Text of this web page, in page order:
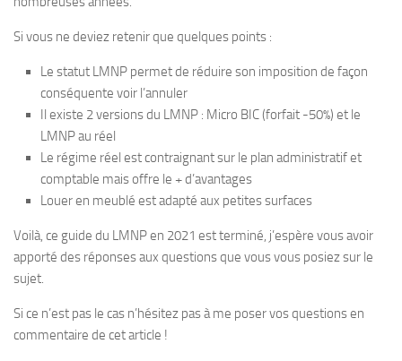
Si vous ne deviez retenir que quelques points :
Le statut LMNP permet de réduire son imposition de façon
conséquente voir l’annuler
Il existe 2 versions du LMNP : Micro BIC (forfait -50%) et le
LMNP au réel
Le régime réel est contraignant sur le plan administratif et
comptable mais offre le + d’avantages
Louer en meublé est adapté aux petites surfaces
Voilà, ce guide du LMNP en 2021 est terminé, j’espère vous avoir
apporté des réponses aux questions que vous vous posiez sur le
sujet.
Si ce n’est pas le cas n’hésitez pas à me poser vos questions en
commentaire de cet article !